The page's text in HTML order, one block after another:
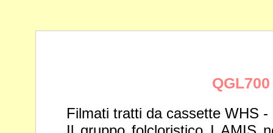
Filmati tratti da cassette WHS -